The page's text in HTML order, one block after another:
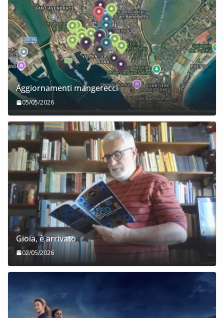
Aggiornamenti mangerecci
05/05/2026
Gioia, è arrivato
02/05/2026